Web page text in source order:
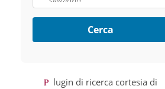
Cerca
Plugin di ricerca cortesia di